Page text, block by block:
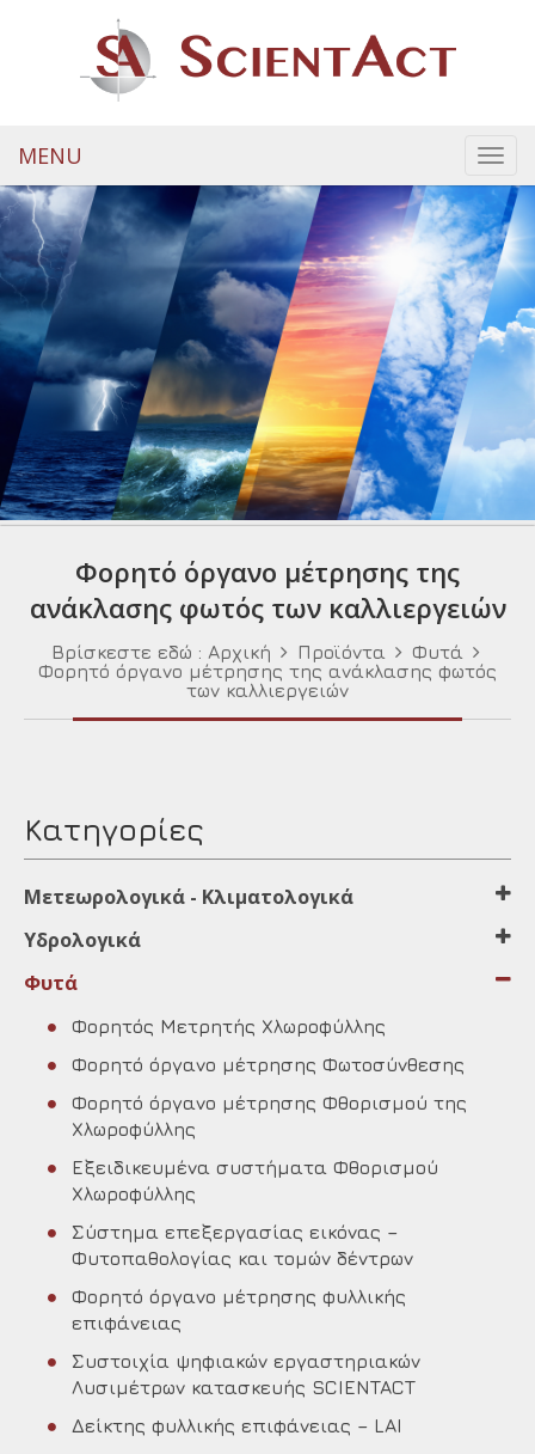
MENU
Φορητό όργανο μέτρησης της
ανάκλασης φωτός των καλλιεργειών
Βρίσκεστε εδώ : Αρχική Προϊόντα
Φυτά
Φορητό όργανο μέτρησης της ανάκλασης φωτός
των καλλιεργειών
Κατηγορίες
Μετεωρολογικά - Κλιματολογικά
Υδρολογικά
Φυτά
Φορητός Μετρητής Χλωροφύλλης
Φορητό όργανο μέτρησης Φωτοσύνθεσης
Φορητό όργανο μέτρησης Φθορισμού της
Χλωροφύλλης
Εξειδικευμένα συστήματα Φθορισμού
Χλωροφύλλης
Σύστημα επεξεργασίας εικόνας –
Φυτοπαθολογίας και τομών δέντρων
Φορητό όργανο μέτρησης φυλλικής
επιφάνειας
Συστοιχία ψηφιακών εργαστηριακών
Λυσιμέτρων κατασκευής SCIENTACT
Δείκτης φυλλικής επιφάνειας – LAI